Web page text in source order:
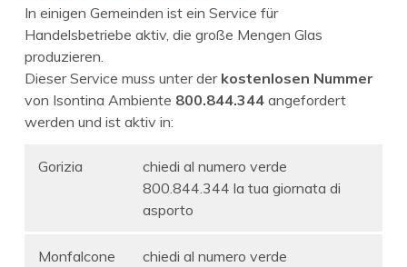
In einigen Gemeinden ist ein Service für
Handelsbetriebe aktiv, die große Mengen Glas
produzieren.
Dieser Service muss unter der kostenlosen Nummer
von Isontina Ambiente 800.844.344 angefordert
werden und ist aktiv in:
Gorizia
chiedi al numero verde
800.844.344 la tua giornata di
asporto
Monfalcone
chiedi al numero verde